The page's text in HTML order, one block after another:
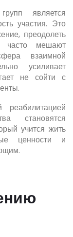
является
участия. Это
преодолеть
часто мешают
взаимной
усиливает
не сойти с
становятся
учится жить
ценности и